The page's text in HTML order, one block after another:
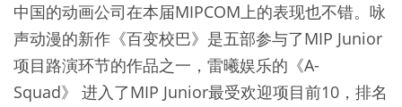
中国的动画公司在本届MIPCOM上的表现也不错。咏
声动漫的新作《百变校巴》是五部参与了MIP Junior
项目路演环节的作品之一，雷曦娱乐的《A-
Squad》 进入了MIP Junior最受欢迎项目前10，排名